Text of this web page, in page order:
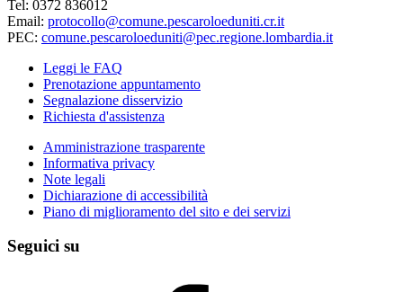
Tel: 0372 836012
Email: protocollo@comune.pescaroloeduniti.cr.it
PEC: comune.pescaroloeduniti@pec.regione.lombardia.it
Leggi le FAQ
Prenotazione appuntamento
Segnalazione disservizio
Richiesta d'assistenza
Amministrazione trasparente
Informativa privacy
Note legali
Dichiarazione di accessibilità
Piano di miglioramento del sito e dei servizi
Seguici su